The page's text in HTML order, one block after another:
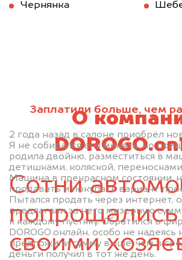
Заплатили больше, чем
2 года назад в салоне приобрёл
Я не собирался его менять, но
родила двойню, разместиться в
детишками, коляской, переносками
Машина в прекрасном состоянии,
продавать и покупать вариант
Пытался продать через интернет,
предлагали за него мизерную
к каждому пустяку. Обратился в
DOROGO.онлайн, особо не надеясь
предложили сумму выше, чем в
деньги получил в тот же день.
Чернянка
О
Сотни
попрощались
своими